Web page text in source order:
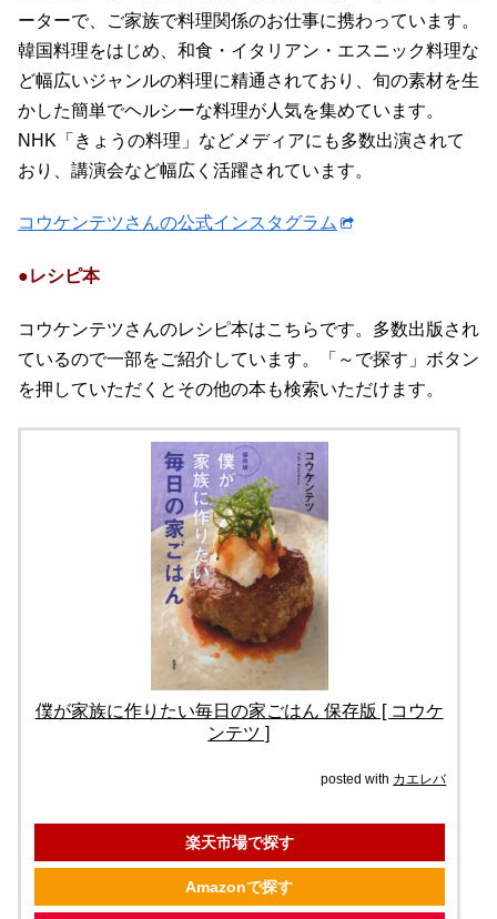
ーターで、ご家族で料理関係のお仕事に携わっています。
韓国料理をはじめ、和食・イタリアン・エスニック料理な
ど幅広いジャンルの料理に精通されており、旬の素材を生
かした簡単でヘルシーな料理が人気を集めています。
NHK「きょうの料理」などメディアにも多数出演されて
おり、講演会など幅広く活躍されています。
コウケンテツさんの公式インスタグラム
●レシピ本
コウケンテツさんのレシピ本はこちらです。多数出版され
ているので一部をご紹介しています。「～で探す」ボタン
を押していただくとその他の本も検索いただけます。
僕が家族に作りたい毎日の家ごはん 保存版 [ コウケ
ンテツ ]
posted with カエレバ
楽天市場で探す
Amazonで探す